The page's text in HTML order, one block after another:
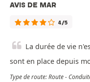
AVIS DE MAR
4/5
La durée de vie
sont en place depuis
Type de route: Route -